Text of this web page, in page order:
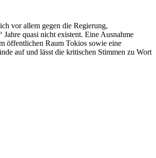
vor allem gegen die Regierung,
quasi nicht existent. Eine Ausnahme
öffentlichen Raum Tokios sowie eine
auf und lässt die kritischen Stimmen zu Wort